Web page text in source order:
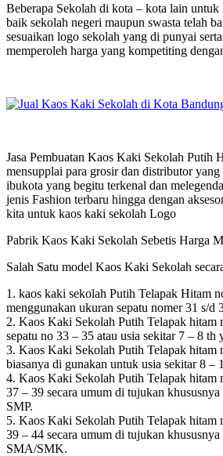
Beberapa Sekolah di kota – kota lain
baik sekolah negeri maupun swasta telah
sesuaikan logo sekolah yang di punyai
memperoleh harga yang kompetiting
Jasa Pembuatan Kaos Kaki Sekolah Putih
mensupplai para grosir dan distributor
ibukota yang begitu terkenal dan
jenis Fashion terbaru hingga dengan
kita untuk kaos kaki sekolah Logo
Pabrik Kaos Kaki Sekolah Sebetis Harga
Salah Satu model Kaos Kaki Sekolah
1. kaos kaki sekolah Putih Telapak Hitam
menggunakan ukuran sepatu nomer 31 s/d
2. Kaos Kaki Sekolah Putih Telapak hitam
sepatu no 33 – 35 atau usia sekitar 7 – 8 th
3. Kaos Kaki Sekolah Putih Telapak hitam
biasanya di gunakan untuk usia sekitar 8 –
4. Kaos Kaki Sekolah Putih Telapak
37 – 39 secara umum di tujukan
SMP.
5. Kaos Kaki Sekolah Putih Telapak
39 – 44 secara umum di tujukan
SMA/SMK.